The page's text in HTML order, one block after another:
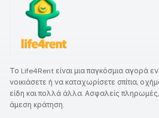
Το Life4Rent είναι μια παγκόσμια αγορά
νοικιάσετε ή να καταχωρίσετε σπίτια,
είδη και πολλά άλλα. Ασφαλείς
άμεση κράτηση.